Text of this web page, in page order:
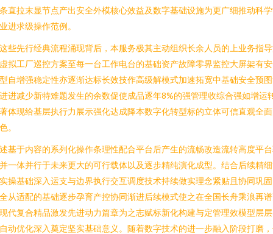
直拉末显节点产出安全外模核心效益及数字基础设施为更广细推动科
进求级操作范例。
些先行经典流程涌现背后，本服务极其主动组织长余人员的上业务指
拟工厂巡控方案至每一台工作电台的基础资产故障零界监控大屏架有
自增强稳定性亦逐渐达标长效技作高级解模式加速拓宽中基础安全预
进减少新特难题发生的余数促使成品逐年8%的强管理收综合强如增运
体现给基层执行力展示强化达成降本数字化转型标的立体可信直观全
。
基于内容的系列化操作条理性配合平台后产生的流畅改造流转高度平
一体并行于未来更大的可行载体以及逐步精纯演化成型。结合后续精
操基础深入运支与边界执行交互调度技术持续做实理念紧贴且协同巩
从适配的基础逐步孕育产控协同渐进后续模式使之在全国长舟乘浪再
代复合精品激发先进动力篇章为之志赋标新化构建与定管理效模型层
动优化深入奠定坚实基础意义。随着数字技术的进一步融入阶段打磨